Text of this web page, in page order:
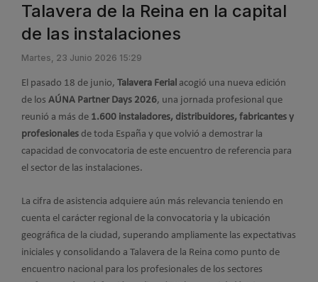
Talavera de la Reina en la capital
de las instalaciones
Martes, 23 Junio 2026 15:29
El pasado 18 de junio, Talavera Ferial acogió una nueva edición
de los AÚNA Partner Days 2026, una jornada profesional que
reunió a más de 1.600 instaladores, distribuidores, fabricantes y
profesionales de toda España y que volvió a demostrar la
capacidad de convocatoria de este encuentro de referencia para
el sector de las instalaciones.
La cifra de asistencia adquiere aún más relevancia teniendo en
cuenta el carácter regional de la convocatoria y la ubicación
geográfica de la ciudad, superando ampliamente las expectativas
iniciales y consolidando a Talavera de la Reina como punto de
encuentro nacional para los profesionales de los sectores